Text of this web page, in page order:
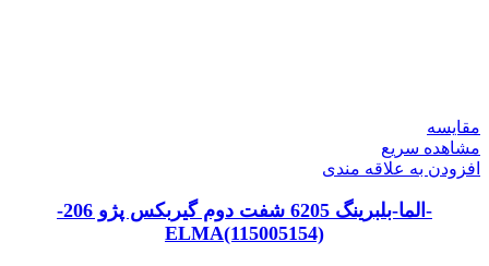
مقایسه
مشاهده سریع
افزودن به علاقه مندی
-الما-بلبرینگ 6205 شفت دوم گیربکس پژو 206-
ELMA(115005154)